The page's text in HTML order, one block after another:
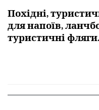
Похідні,
для напоїв,
туристичні фляги.